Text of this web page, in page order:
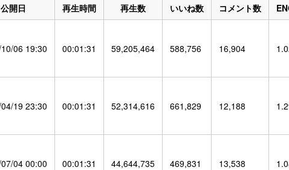
公開日 再生時間 再生数 いいね数 コメント数
06 19:30 00:01:31 59,205,464 588,756 16,904
19 23:30 00:01:31 52,314,616 661,829 12,188
04 00:00 00:01:31 44,644,735 469,831 13,538